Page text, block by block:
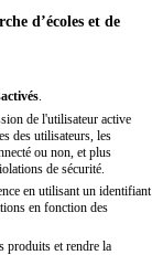
d’écoles et de
.
de l'utilisateur active
des utilisateurs, les
ou non, et plus
de sécurité.
en utilisant un identifiant
en fonction des
produits et rendre la